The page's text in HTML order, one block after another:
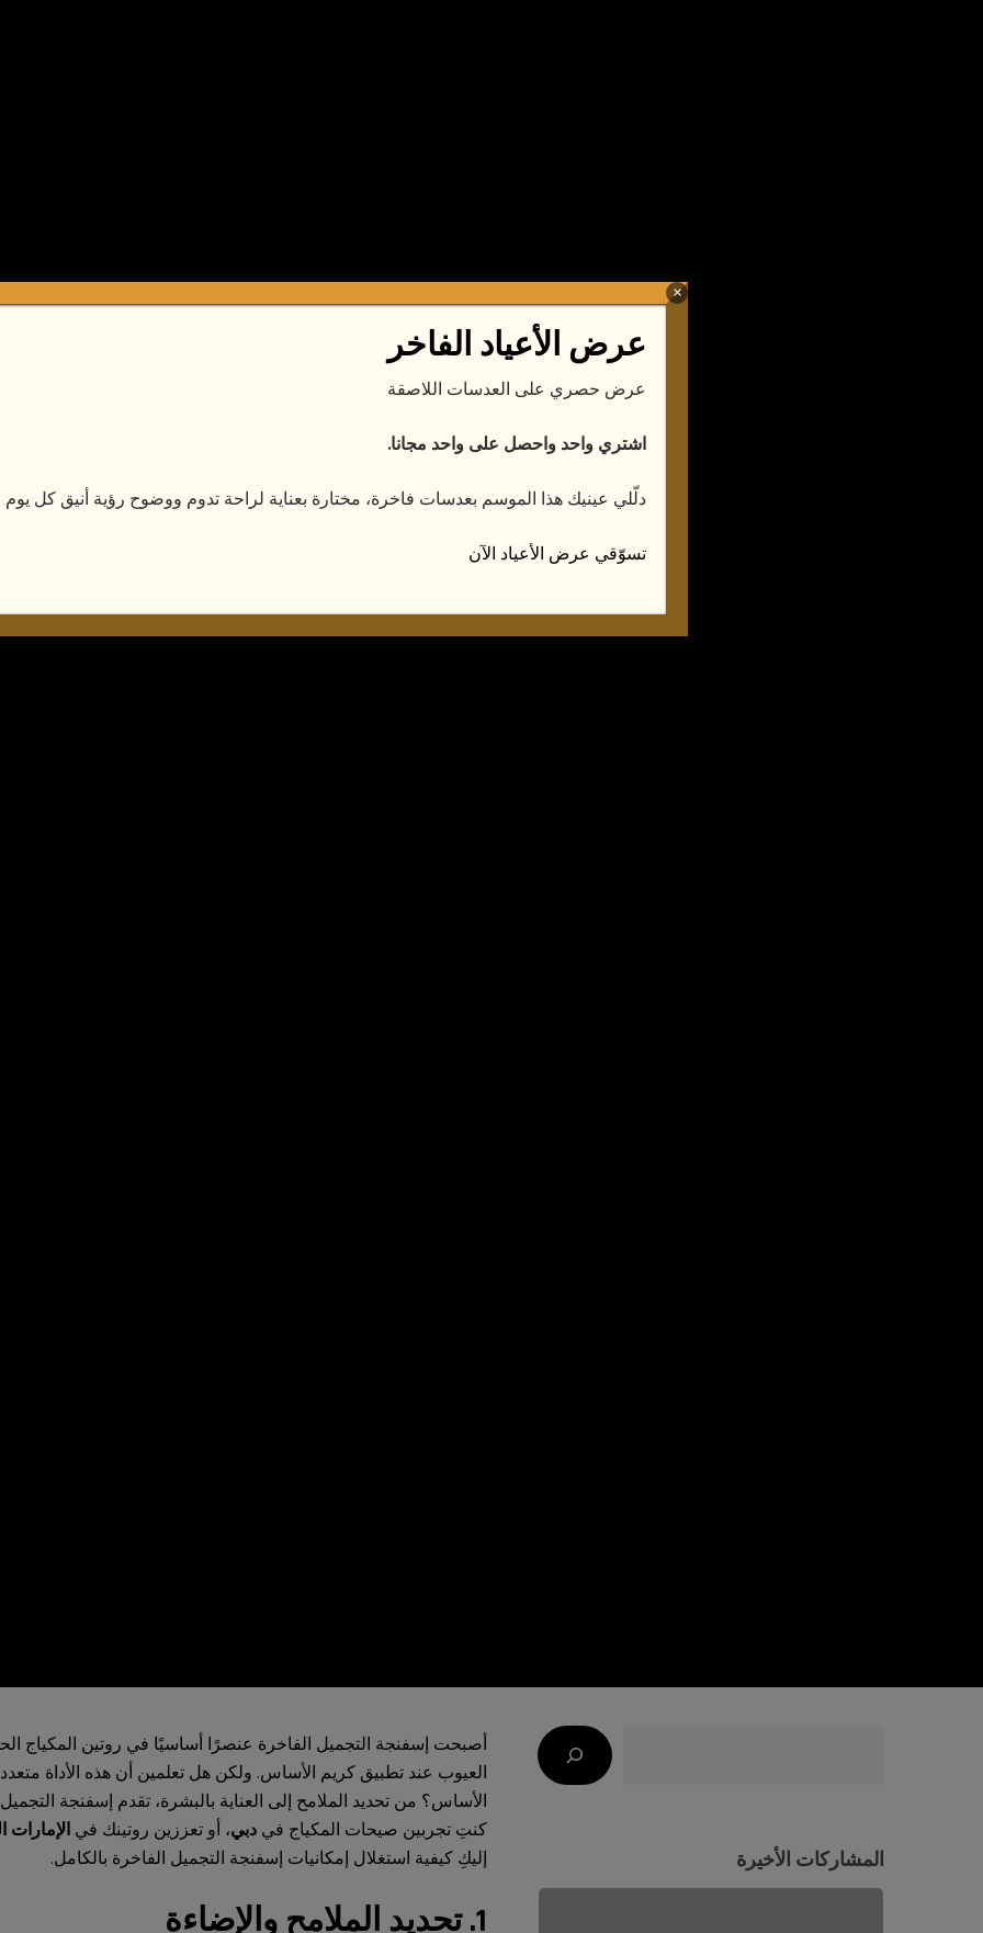
أصبحت إسفنجة التجميل الفاخرة عنصرًا أساسيًا في روتين
العيوب عند تطبيق كريم الأساس. ولكن هل تعلمين أن هذه الأداة
الأساس؟ من تحديد الملامح إلى العناية بالبشرة، تقدم إسفنجة التجميل
كنتِ تجربين صيحات المكياج في دبي، أو تعززين روتينك في الإمارات
إليكِ كيفية استغلال إمكانيات إسفنجة التجميل الفاخرة بالكامل.
1. تحديد الملامح والإضاءة
المشاركات الأخيرة
عرض الأعياد الفاخر
عرض حصري على العدسات اللاصقة
اشتري واحد واحصل على واحد مجانا.
دلّلي عينيك هذا الموسم بعدسات فاخرة، مختارة بعناية لراحة تدوم ووضوح رؤية أنيق كل يوم.
تسوّقي عرض الأعياد الآن
×